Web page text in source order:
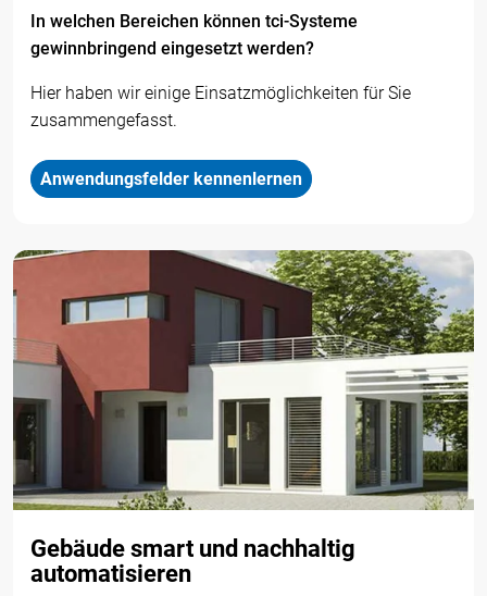
In welchen Bereichen können tci-Systeme
gewinnbringend eingesetzt werden?
Hier haben wir einige Einsatzmöglichkeiten für Sie
zusammengefasst.
Anwendungsfelder kennenlernen
Gebäude smart und nachhaltig
automatisieren